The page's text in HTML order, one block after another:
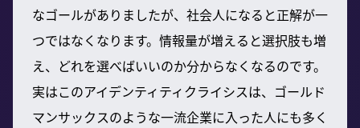
なゴールがありましたが、社会人になると正解が一
つではなくなります。情報量が増えると選択肢も増
え、どれを選べばいいのか分からなくなるのです。
実はこのアイデンティティクライシスは、ゴールド
マンサックスのような一流企業に入った人にも多く